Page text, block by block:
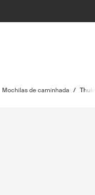
Mochilas de caminhada /